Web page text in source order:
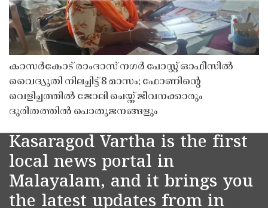
കാസർകോട് രാംദാസ് നഗർ പോസ്റ്റ് ഓഫീസിൽ
വൈദ്യുതി നിലച്ചിട്ട് 8 മാസം; ഫോണിൻ്റെ
വെളിച്ചത്തിൽ ജോലി ചെയ്ത് ജീവനക്കാരും
ദുരിതത്തിൽ പൊതുജനങ്ങളും
Kasaragod Vartha is the first
local news portal in
Malayalam, and it brings you
the latest updates from in